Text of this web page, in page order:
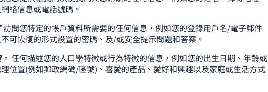
絡信息或電話號碼。
訪問您特定的帳戶資料所需要的任何信息，例如您的登錄用戶名/電子郵件
可恢復的形式設置的密碼、及/或安全提示問題和答案。
任何描述您的人口學特徵或行為特徵的信息，例如您的出生日期、年齡或
位置(例如郵政編碼/區號)、喜愛的產品、愛好和興趣以及家庭或生活方式